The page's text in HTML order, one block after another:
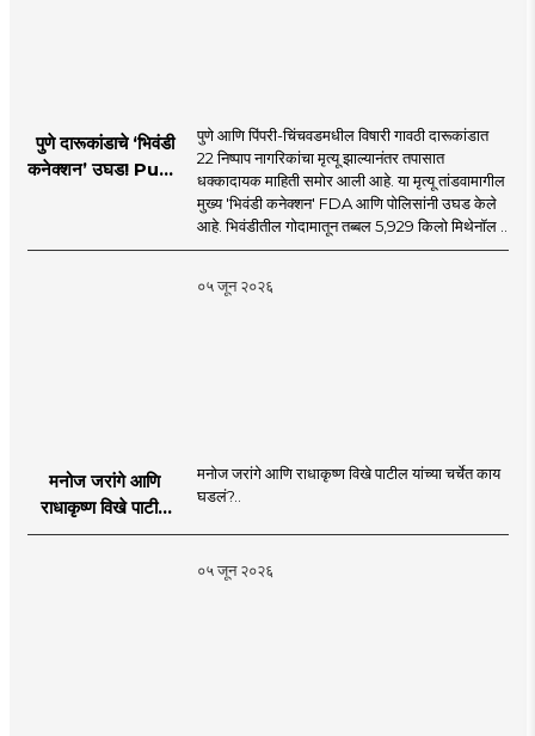
पुणे दारूकांडाचे ‘भिवंडी
कनेक्शन’ उघड! Pune
पुणे आणि पिंपरी-चिंचवडमधील विषारी गावठी दारूकांडात
22 निष्पाप नागरिकांचा मृत्यू झाल्यानंतर तपासात
धक्कादायक माहिती समोर आली आहे. या मृत्यू तांडवामागील
मुख्य 'भिवंडी कनेक्शन' FDA आणि पोलिसांनी उघड केले
आहे. भिवंडीतील गोदामातून तब्बल 5,929 किलो मिथेनॉल ..
०५ जून २०२६
मनोज जरांगे आणि
राधाकृष्ण विखे पाटील
यांच्या चर्चेत काय घडलं?
मनोज जरांगे आणि राधाकृष्ण विखे पाटील यांच्या चर्चेत काय
घडलं?..
०५ जून २०२६